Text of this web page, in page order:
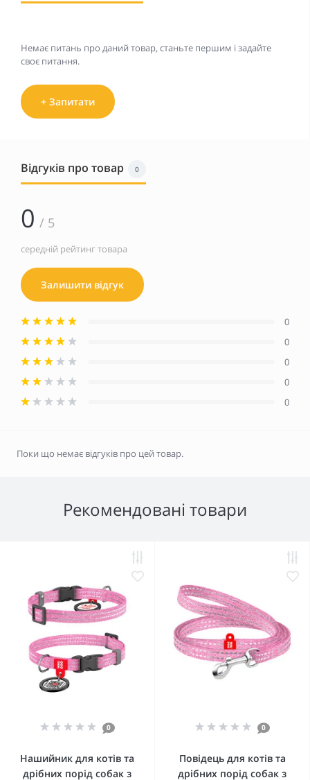
Немає питань про даний товар, станьте першим і задайте
своє питання.
+ Запитати
Відгуків про товар 0
0 / 5
середній рейтинг товара
Залишити відгук
0
0
0
0
0
Поки що немає відгуків про цей товар.
Рекомендовані товари
0
Нашийник для котів та
дрібних порід собак з
0
Повідець для котів та
дрібних порід собак з